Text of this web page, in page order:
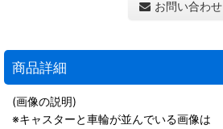
お問い合わせ
商品詳細
(画像の説明)
※キャスターと車輪が並んでいる画像は